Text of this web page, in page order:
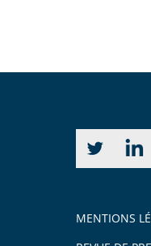
MENTIONS